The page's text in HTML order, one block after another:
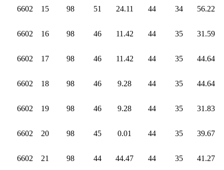
6602 15 98 51 24.11 44 34 56.22
6602 16 98 46 11.42 44 35 31.59
6602 17 98 46 11.42 44 35 44.64
6602 18 98 46 9.28 44 35 44.64
6602 19 98 46 9.28 44 35 31.83
6602 20 98 45 0.01 44 35 39.67
6602 21 98 44 44.47 44 35 41.27